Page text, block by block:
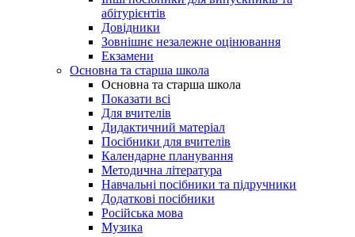
абітурієнтів
Довідники
Зовнішнє незалежне оцінювання
Екзамени
Основна та старша школа
Основна та старша школа
Показати всі
Для вчителів
Дидактичний матеріал
Посібники для вчителів
Календарне планування
Методична література
Навчальні посібники та підручники
Додаткові посібники
Російська мова
Музика